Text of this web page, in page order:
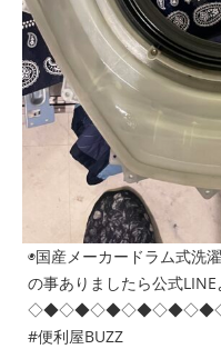
◉国産メーカードラム式洗
の事ありましたら公式LINE
#便利屋BUZZ